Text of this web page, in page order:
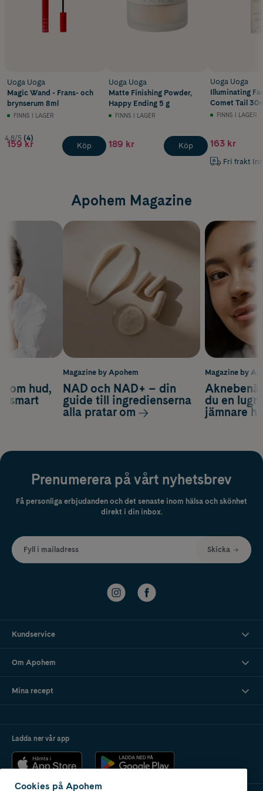
• Lättflytande konsistens.
Uoga Uoga
Magic Wand - Frans- och
brynserum 8ml
FINNS I LAGER
4.8/5 (4)
159 kr Köp
Uoga Uoga
Matte Finishing Powder,
Happy Ending 5 g
FINNS I LAGER
189 kr Köp
Uoga Uoga
Illuminating
Comet Tail
FINNS I LAGER
163 kr
Fri frakt
Apohem Magazine
Magazine by
du en
jämnare
om hud,
smart
Magazine by Apohem
NAD och NAD+ – din
guide till ingredienserna
alla pratar om
Prenumerera på vårt nyhetsbrev
Få personliga erbjudanden och det senaste inom hälsa och skönhet
direkt i din inbox.
Fyll i mailadress Skicka
Kundservice
Om Apohem
Mina recept
Ladda ner vår app
Cookies på Apohem